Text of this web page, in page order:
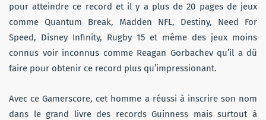
pour atteindre ce record et il y a plus de 20 pages de jeux
comme Quantum Break, Madden NFL, Destiny, Need For
Speed, Disney Infinity, Rugby 15 et même des jeux moins
connus voir inconnus comme Reagan Gorbachev qu’il a dû
faire pour obtenir ce record plus qu’impressionant.
Avec ce Gamerscore, cet homme a réussi à inscrire son nom
dans le grand livre des records Guinness mais surtout à